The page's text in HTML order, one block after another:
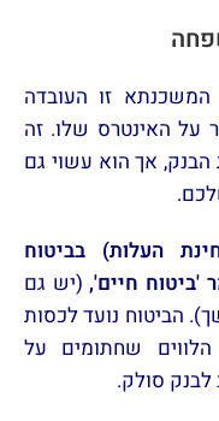
המשכנתא זו העובדה
על האינטרס שלו. זה
הבנק, אך הוא עשוי גם
העלות) בביטוח
'ביטוח חיים',(יש גם
הביטוח נועד לכסות
שחתומים על
סולק.